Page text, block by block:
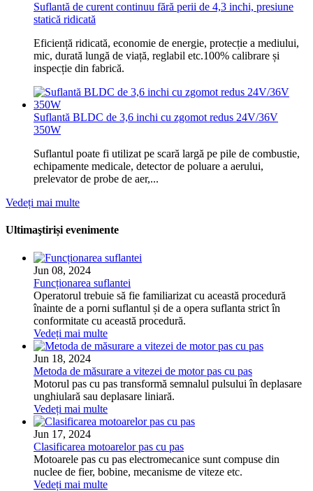
Suflantă de curent continuu fără perii de 4,3 inchi, presiune
statică ridicată
Eficiență ridicată, economie de energie, protecție a mediului,
mic, durată lungă de viață, reglabil etc.100% calibrare și
inspecție din fabrică.
Suflantă BLDC de 3,6 inchi cu zgomot redus 24V/36V
350W
Suflantul poate fi utilizat pe scară largă pe pile de combustie,
echipamente medicale, detector de poluare a aerului,
prelevator de probe de aer,...
Vedeți mai multe
Ultimaştiriși evenimente
Jun 08, 2024
Funcționarea suflantei
Operatorul trebuie să fie familiarizat cu această procedură
înainte de a porni suflantul și de a opera suflanta strict în
conformitate cu această procedură.
Vedeți mai multe
Jun 18, 2024
Metoda de măsurare a vitezei de motor pas cu pas
Motorul pas cu pas transformă semnalul pulsului în deplasare
unghiulară sau deplasare liniară.
Vedeți mai multe
Jun 17, 2024
Clasificarea motoarelor pas cu pas
Motoarele pas cu pas electromecanice sunt compuse din
nuclee de fier, bobine, mecanisme de viteze etc.
Vedeți mai multe